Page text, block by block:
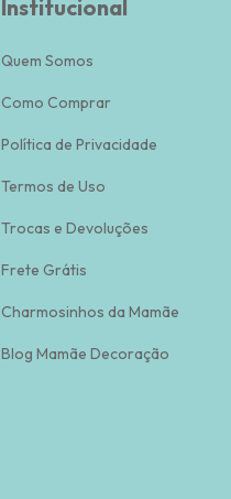
Institucional
Quem Somos
Como Comprar
Política de Privacidade
Termos de Uso
Trocas e Devoluções
Frete Grátis
Charmosinhos da Mamãe
Blog Mamãe Decoração